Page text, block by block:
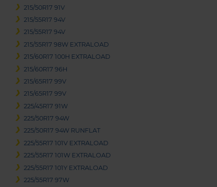
215/50R17 91V
215/55R17 94V
215/55R17 94V
215/55R17 98W EXTRALOAD
215/60R17 100H EXTRALOAD
215/60R17 96H
215/65R17 99V
215/65R17 99V
225/45R17 91W
225/50R17 94W
225/50R17 94W RUNFLAT
225/55R17 101V EXTRALOAD
225/55R17 101W EXTRALOAD
225/55R17 101Y EXTRALOAD
225/55R17 97W